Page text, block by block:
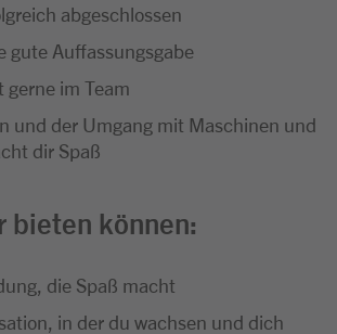
abgeschlossen
gute Auffassungsgabe
gerne im Team
und der Umgang mit Maschinen und
dir Spaß
bieten können:
die Spaß macht
in der du wachsen und dich